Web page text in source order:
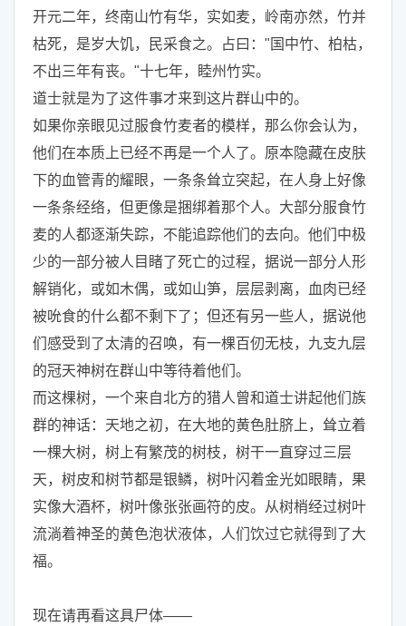
开元二年，终南山竹有华，实如麦，岭南亦然，竹并
枯死，是岁大饥，民采食之。占曰："国中竹、柏枯，
不出三年有丧。"十七年，睦州竹实。
道士就是为了这件事才来到这片群山中的。
如果你亲眼见过服食竹麦者的模样，那么你会认为，
他们在本质上已经不再是一个人了。原本隐藏在皮肤
下的血管青的耀眼，一条条耸立突起，在人身上好像
一条条经络，但更像是捆绑着那个人。大部分服食竹
麦的人都逐渐失踪，不能追踪他们的去向。他们中极
少的一部分被人目睹了死亡的过程，据说一部分人形
解销化，或如木偶，或如山笋，层层剥离，血肉已经
被吮食的什么都不剩下了；但还有另一些人，据说他
们感受到了太清的召唤，有一棵百仞无枝，九支九层
的冠天神树在群山中等待着他们。
而这棵树，一个来自北方的猎人曾和道士讲起他们族
群的神话：天地之初，在大地的黄色肚脐上，耸立着
一棵大树，树上有繁茂的树枝，树干一直穿过三层
天，树皮和树节都是银鳞，树叶闪着金光如眼睛，果
实像大酒杯，树叶像张张画符的皮。从树梢经过树叶
流淌着神圣的黄色泡状液体，人们饮过它就得到了大
福。
现在请再看这具尸体——